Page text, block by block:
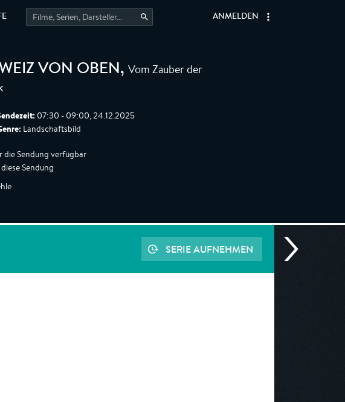
ANMELDEN
VON OBEN, Vom Zauber der
07:30 - 09:00, 24.12.2025
Landschaftsbild
die Sendung verfügbar
Sendung
SERIE AUFNEHMEN